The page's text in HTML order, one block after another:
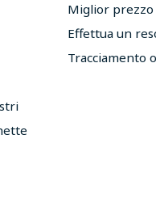
Miglior
Effettua un
Tracciamento